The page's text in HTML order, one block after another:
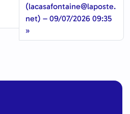
(lacasafontaine@laposte.
net) – 09/07/2026 09:35